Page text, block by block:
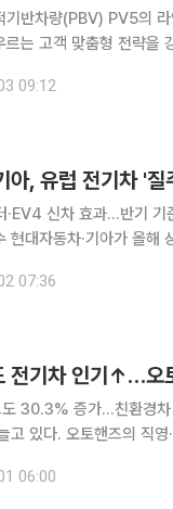
기반차량(PBV) PV5의
춤형 전략을 강화한다. 기아는 전동화 모델 라인업 확
신저 5인승(1-2-2) ▲
09:12
아, 유럽 전기차 '
·EV4 신차 효과…반기
올리
07:36
전기차 인기↑…오
증가…친환경차 비중 23.2% 중고차 시장에서
고 있다. 오토핸즈의 직
늘고 다양한 모델이 유입
06:00